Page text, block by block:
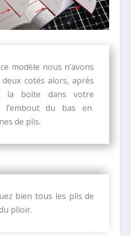
modèle nous n’avons
cotés alors, après
la boite dans votre
l’embout du bas en
de plis.
bien tous les plis de
plioir.